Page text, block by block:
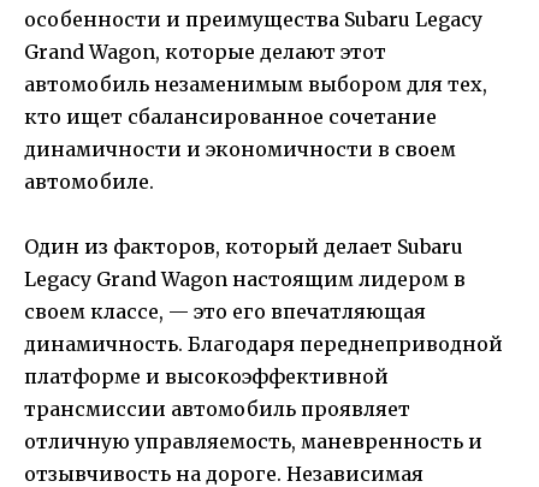
особенности и преимущества Subaru Legacy
Grand Wagon, которые делают этот
автомобиль незаменимым выбором для тех,
кто ищет сбалансированное сочетание
динамичности и экономичности в своем
автомобиле.
Один из факторов, который делает Subaru
Legacy Grand Wagon настоящим лидером в
своем классе, — это его впечатляющая
динамичность. Благодаря переднеприводной
платформе и высокоэффективной
трансмиссии автомобиль проявляет
отличную управляемость, маневренность и
отзывчивость на дороге. Независимая